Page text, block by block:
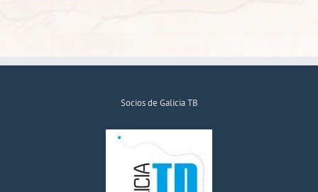
Socios de Galicia TB